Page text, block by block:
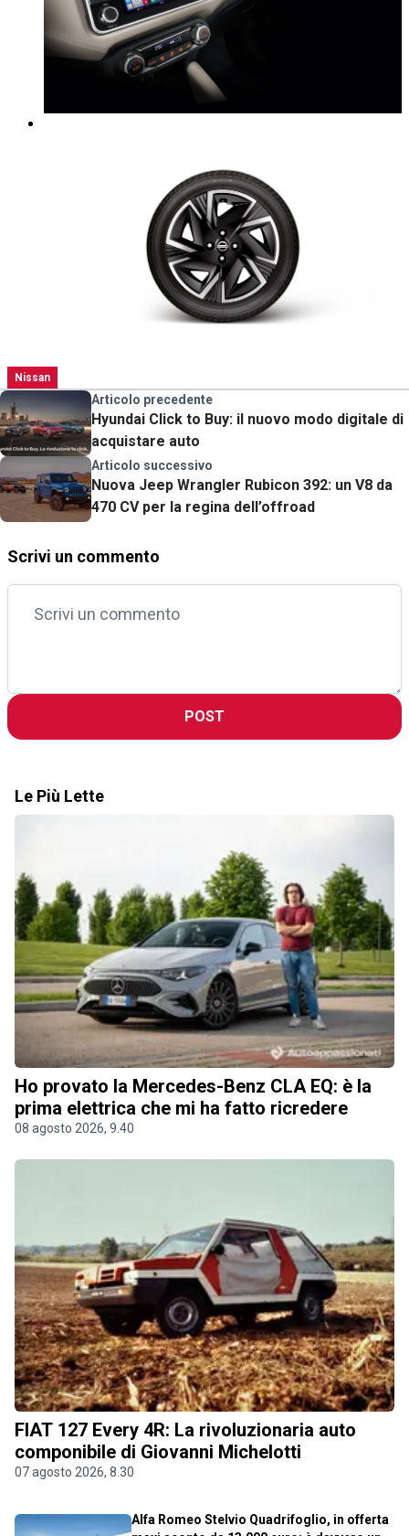
Nissan
Articolo precedente
Hyundai Click to Buy: il nuovo modo digitale di
acquistare auto
Articolo successivo
Nuova Jeep Wrangler Rubicon 392: un V8 da
470 CV per la regina dell’offroad
Scrivi un commento
POST
Le Più Lette
Ho provato la Mercedes-Benz CLA EQ: è la
prima elettrica che mi ha fatto ricredere
08 agosto 2026, 9.40
FIAT 127 Every 4R: La rivoluzionaria auto
componibile di Giovanni Michelotti
07 agosto 2026, 8.30
Alfa Romeo Stelvio Quadrifoglio, in offerta